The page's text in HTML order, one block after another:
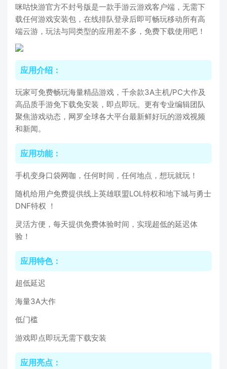
咪咕快游官方不封号版是一款手游云游戏客户端，无需下
载任何游戏安装包，在线排队登录后即可畅玩移动所有高
端云游，玩法与同类型的应用差不多，免费下载使用吧！
应用介绍：
玩家可免费畅玩海量精品游戏，千余款3A主机/PC大作及
高品质手游免下载免安装，即点即玩。更有专业编辑团队
聚焦游戏动态，网罗全球各大平台最新鲜好玩的游戏视频
和新闻。
应用功能：
手机变身口袋网咖，任何时间，任何地点，想玩就玩！
随机给用户免费提供线上英雄联盟LOL特权和地下城与勇士
DNF特权 ！
灵活方便，每天提供免费体验时间，实现超低的延迟体
验！
应用特色：
超低延迟
海量3A大作
低门槛
游戏即点即玩无需下载安装
应用亮点：